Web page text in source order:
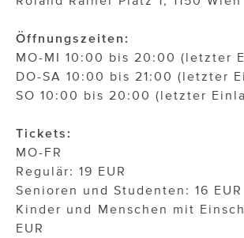
Öffnungszeiten:
MO-MI 10:00 bis 20:00 (letzter
DO-SA 10:00 bis 21:00 (letzter
SO 10:00 bis 20:00 (letzter
Tickets:
MO-FR
Regulär: 19 EUR
Senioren und Studenten: 16 EUR
Kinder und Menschen mit
EUR